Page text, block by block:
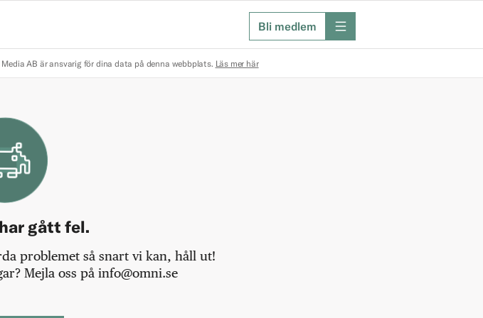
Bli medlem meny
AB är ansvarig för dina data på denna webbplats. Läs mer här
gått fel.
problemet så snart vi kan, håll ut!
Mejla oss på info@omni.se